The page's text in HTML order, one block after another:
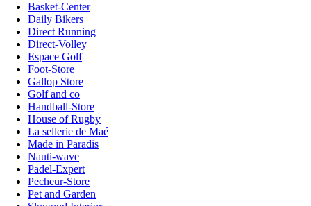
Basket-Center
Daily Bikers
Direct Running
Direct-Volley
Espace Golf
Foot-Store
Gallop Store
Golf and co
Handball-Store
House of Rugby
La sellerie de Maé
Made in Paradis
Nauti-wave
Padel-Expert
Pecheur-Store
Pet and Garden